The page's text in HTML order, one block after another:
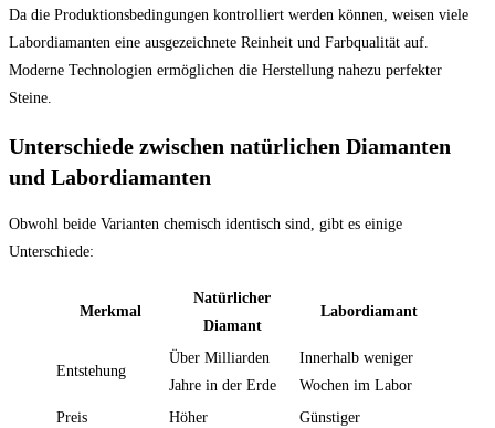
Da die Produktionsbedingungen kontrolliert werden können, weisen viele
Labordiamanten eine ausgezeichnete Reinheit und Farbqualität auf.
Moderne Technologien ermöglichen die Herstellung nahezu perfekter
Steine.
Unterschiede zwischen natürlichen Diamanten
und Labordiamanten
Obwohl beide Varianten chemisch identisch sind, gibt es einige
Unterschiede:
Merkmal
Natürlicher
Diamant
Labordiamant
Entstehung
Über Milliarden
Jahre in der Erde
Innerhalb weniger
Wochen im Labor
Preis
Höher Günstiger